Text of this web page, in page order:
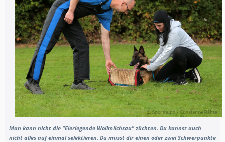
Man kann nicht die "Eierlegende Wollmilchsau" züchten. Du kannst auch
nicht alles auf einmal selektieren. Du musst dir einen oder zwei Schwerpunkte